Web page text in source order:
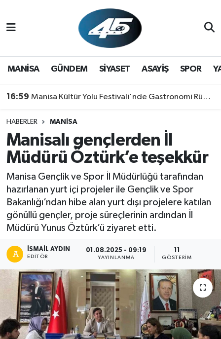
MANİSA GÜNDEM SİYASET ASAYİŞ SPOR
16:59 Manisa Kültür Yolu Festivali'nde Gastronomi Rüzgarı: Lezzetin Yıldızı "Manisa Kebabı" Oldu!
HABERLER MANİSA
Manisalı gençlerden İl
Müdürü Öztürk’e teşekkür
Manisa Gençlik ve Spor İl Müdürlüğü tarafından
hazırlanan yurt içi projeler ile Gençlik ve Spor
Bakanlığı’ndan hibe alan yurt dışı projelere katılan
gönüllü gençler, proje süreçlerinin ardından İl
Müdürü Yunus Öztürk’ü ziyaret etti.
İSMAIL AYDIN
EDITÖR
01.08.2025 - 09:19
YAYINLANMA GÖSTERIM
GÜNDEM
SPOR
YAŞAM
RESMİ REKLAM
Hava Durumu
Trafik Durumu
Son Dakika Haberleri
Haber Arşivi